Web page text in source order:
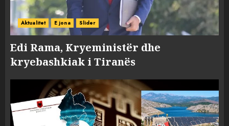
Aktualitet E jona Slider
Edi Rama, Kryeministër dhe
kryebashkiak i Tiranës